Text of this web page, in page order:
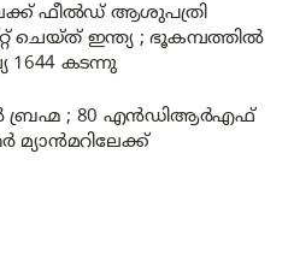
ഫീൽഡ് ആശുപത്രി
ചെയ്ത് ഇന്ത്യ ; ഭൂകമ്പത്തിൽ
കടന്നു
ബ്രഹ്മ ; 80 എൻ‌ഡി‌ആർ‌എഫ്
മ്യാൻമറിലേക്ക്